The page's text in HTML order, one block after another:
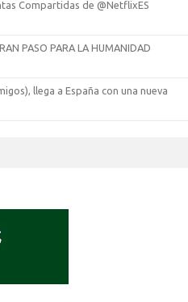
Compartidas de @NetflixES
PASO PARA LA HUMANIDAD
llega a España con una nueva